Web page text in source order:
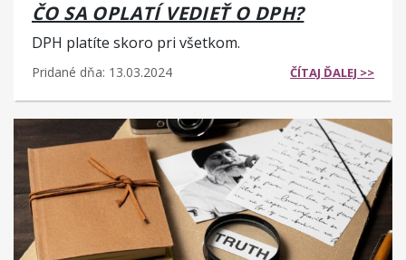
ČO SA OPLATÍ VEDIEŤ O DPH?
DPH platíte skoro pri všetkom.
Pridané dňa: 13.03.2024 ČÍTAJ ĎALEJ >>